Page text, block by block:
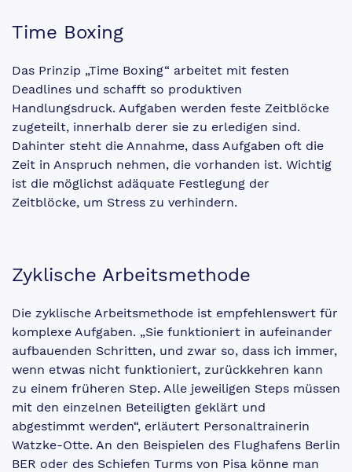
Time Boxing
Das Prinzip „Time Boxing“ arbeitet mit festen
Deadlines und schafft so produktiven
Handlungsdruck. Aufgaben werden feste Zeitblöcke
zugeteilt, innerhalb derer sie zu erledigen sind.
Dahinter steht die Annahme, dass Aufgaben oft die
Zeit in Anspruch nehmen, die vorhanden ist. Wichtig
ist die möglichst adäquate Festlegung der
Zeitblöcke, um Stress zu verhindern.
Zyklische Arbeitsmethode
Die zyklische Arbeitsmethode ist empfehlenswert für
komplexe Aufgaben. „Sie funktioniert in aufeinander
aufbauenden Schritten, und zwar so, dass ich immer,
wenn etwas nicht funktioniert, zurückkehren kann
zu einem früheren Step. Alle jeweiligen Steps müssen
mit den einzelnen Beteiligten geklärt und
abgestimmt werden“, erläutert Personaltrainerin
Watzke-­Otte. An den Beispielen des Flughafens Berlin
BER oder des Schiefen Turms von Pisa könne man